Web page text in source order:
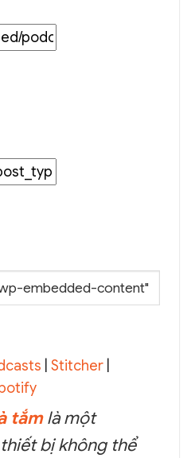
Stitcher
tắmlà một
bị không thể